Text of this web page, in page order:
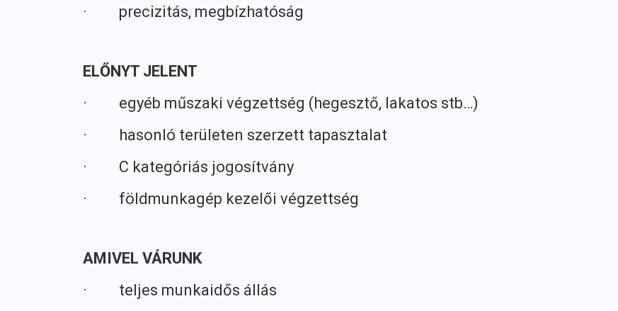
· precizitás, megbízhatóság
ELŐNYT JELENT
· egyéb műszaki végzettség (hegesztő, lakatos stb…)
· hasonló területen szerzett tapasztalat
· C kategóriás jogosítvány
· földmunkagép kezelői végzettség
AMIVEL VÁRUNK
· teljes munkaidős állás